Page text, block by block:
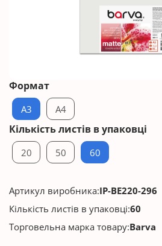
Формат
A3 A4
Кількість листів в упаковці
20 50 60
Артикул виробника:IP-BE220-296
Кількість листів в упаковці:60
Торговельна марка товару:Barva